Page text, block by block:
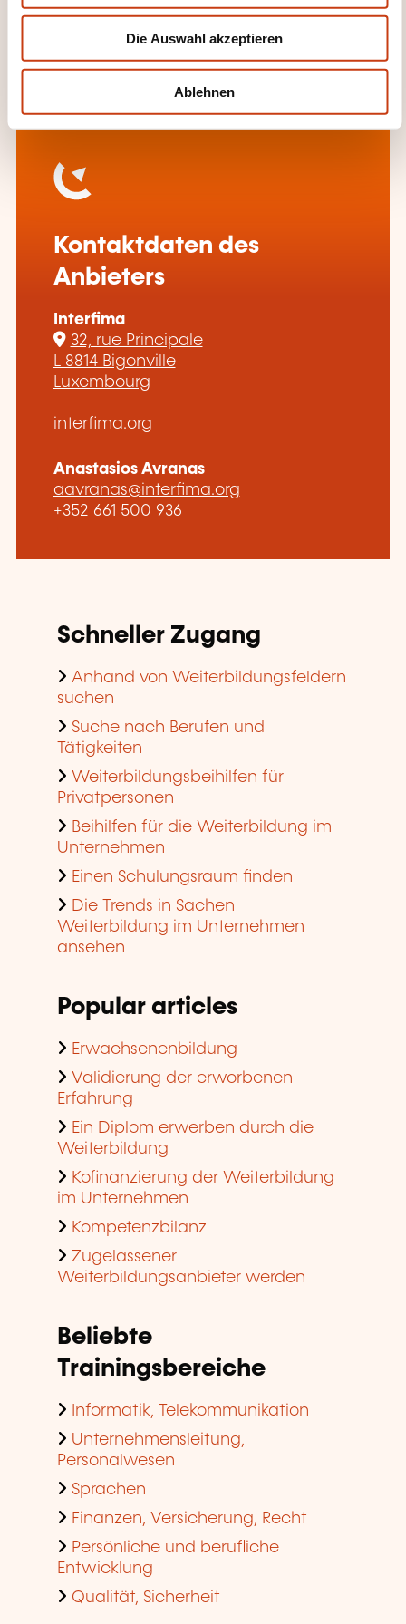
Die Auswahl akzeptieren
Ablehnen
Beginn der Weiterbildungstätigkeit
Kontaktdaten des
Anbieters
Interfima
32, rue Principale
L-8814 Bigonville
Luxembourg
interfima.org
Anastasios Avranas
aavranas@interfima.org
+352 661 500 936
Schneller Zugang
Anhand von Weiterbildungsfeldern
suchen
Suche nach Berufen und
Tätigkeiten
Weiterbildungsbeihilfen für
Privatpersonen
Beihilfen für die Weiterbildung im
Unternehmen
Einen Schulungsraum finden
Die Trends in Sachen
Weiterbildung im Unternehmen
ansehen
Popular articles
Erwachsenenbildung
Validierung der erworbenen
Erfahrung
Ein Diplom erwerben durch die
Weiterbildung
Kofinanzierung der Weiterbildung
im Unternehmen
Kompetenzbilanz
Zugelassener
Weiterbildungsanbieter werden
Beliebte
Trainingsbereiche
Informatik, Telekommunikation
Unternehmensleitung,
Personalwesen
Sprachen
Finanzen, Versicherung, Recht
Persönliche und berufliche
Entwicklung
Qualität, Sicherheit